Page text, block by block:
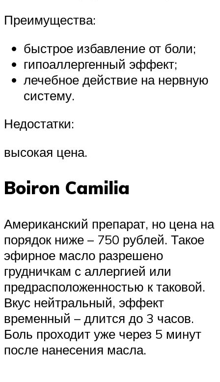
Преимущества:
быстрое избавление от боли;
гипоаллергенный эффект;
лечебное действие на нервную
систему.
Недостатки:
высокая цена.
Boiron Camilia
Американский препарат, но цена на
порядок ниже – 750 рублей. Такое
эфирное масло разрешено
грудничкам с аллергией или
предрасположенностью к таковой.
Вкус нейтральный, эффект
временный – длится до 3 часов.
Боль проходит уже через 5 минут
после нанесения масла.